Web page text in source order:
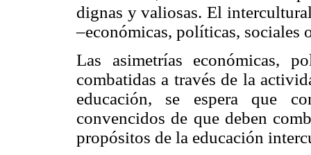
dignas y valiosas. El
–económicas, políticas, sociales
Las asimetrías económicas,
combatidas a través de la
educación, se espera que
convencidos de que deben
propósitos de la educación